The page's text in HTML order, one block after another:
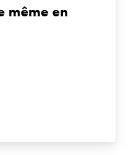
même en